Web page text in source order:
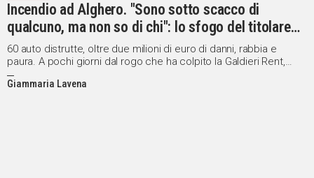
Incendio ad Alghero. "Sono sotto scacco di
qualcuno, ma non so di chi": lo sfogo del titolare
dell’autonoleggio
60 auto distrutte, oltre due milioni di euro di danni, rabbia e
paura. A pochi giorni dal rogo che ha colpito la Galdieri Rent,
Stefano Ledda racconta a Sardegna Live: "Non mi sento più al
sicuro e non mi sento protetto"
Giammaria Lavena